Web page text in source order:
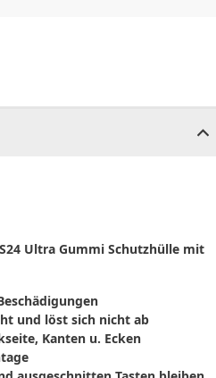
Ultra Gummi Schutzhülle mit
und löst sich nicht ab
Kanten u. Ecken